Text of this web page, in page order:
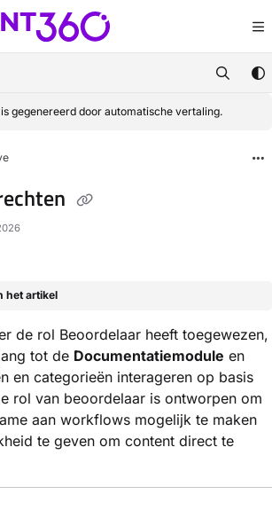
index at:https://docs.document360.com/
available pages before exploring further.
gegenereerd door automatische vertaling.
het artikel
de rol Beoordelaar heeft toegewezen,
tot de Documentatiemodule en
en categorieën interageren op basis
rol van beoordelaar is ontworpen om
aan workflows mogelijk te maken
te geven om content direct te